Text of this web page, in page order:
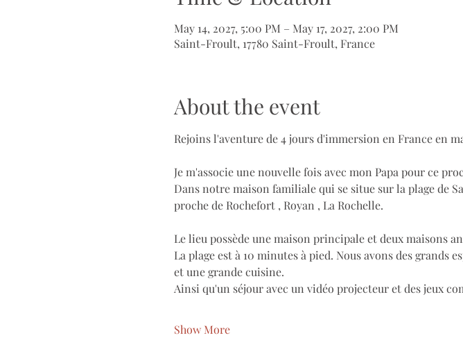
May 14, 2027, 5:00 PM – May 17, 2027, 2:00 PM
Saint-Froult, 17780 Saint-Froult, France
About the event
Rejoins l'aventure de 4 jours d'immersion en France en
Je m'associe une nouvelle fois avec mon Papa pour ce
Dans notre maison familiale qui se situe sur la plage de
proche de Rochefort , Royan , La Rochelle.
Le lieu possède une maison principale et deux maisons
La plage est à 10 minutes à pied. Nous avons des grands
et une grande cuisine.
Ainsi qu'un séjour avec un vidéo projecteur et des jeux
Show More